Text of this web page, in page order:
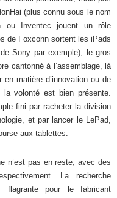
(plus connu sous le nom
ou Inventec jouent un rôle
de Foxconn sortent les iPads
Sony par exemple), le gros
cantonné à l’assemblage, là
matière d’innovation ou de
la volonté est bien présente.
fini par racheter la division
et par lancer le LePad,
aux tablettes.
n’est pas en reste, avec des
La recherche
flagrante pour le fabricant